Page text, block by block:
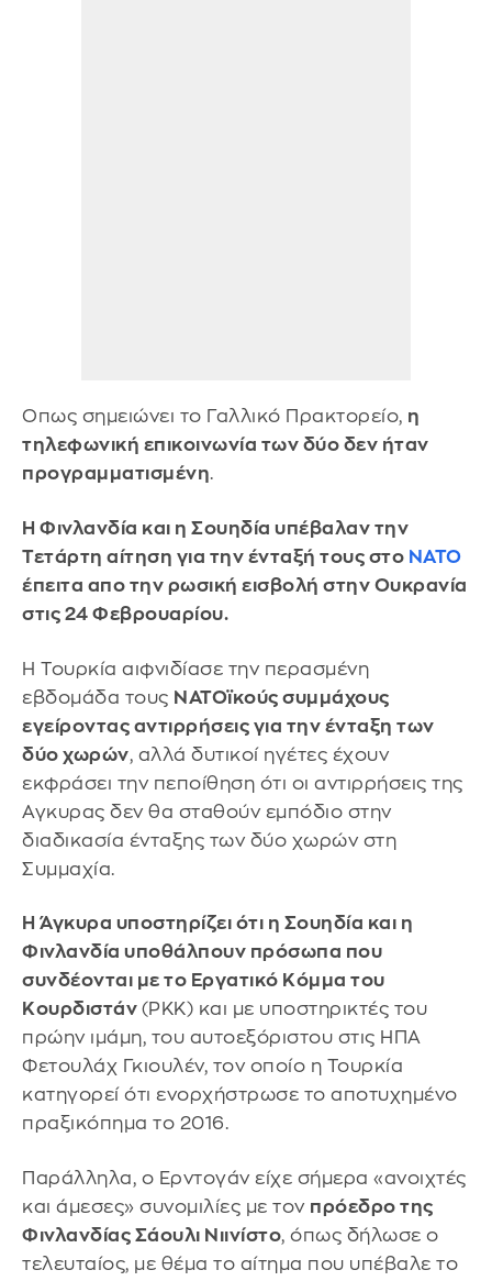
Οπως σημειώνει το Γαλλικό Πρακτορείο, η
τηλεφωνική επικοινωνία των δύο δεν ήταν
προγραμματισμένη.
Η Φινλανδία και η Σουηδία υπέβαλαν την
Τετάρτη αίτηση για την ένταξή τους στο ΝΑΤΟ
έπειτα απο την ρωσική εισβολή στην Ουκρανία
στις 24 Φεβρουαρίου.
Η Τουρκία αιφνιδίασε την περασμένη
εβδομάδα τους ΝΑΤΟϊκούς συμμάχους
εγείροντας αντιρρήσεις για την ένταξη των
δύο χωρών, αλλά δυτικοί ηγέτες έχουν
εκφράσει την πεποίθηση ότι οι αντιρρήσεις της
Αγκυρας δεν θα σταθούν εμπόδιο στην
διαδικασία ένταξης των δύο χωρών στη
Συμμαχία.
Η Άγκυρα υποστηρίζει ότι η Σουηδία και η
Φινλανδία υποθάλπουν πρόσωπα που
συνδέονται με το Εργατικό Κόμμα του
Κουρδιστάν (ΡΚΚ) και με υποστηρικτές του
πρώην ιμάμη, του αυτοεξόριστου στις ΗΠΑ
Φετουλάχ Γκιουλέν, τον οποίο η Τουρκία
κατηγορεί ότι ενορχήστρωσε το αποτυχημένο
πραξικόπημα το 2016.
Παράλληλα, ο Ερντογάν είχε σήμερα «ανοιχτές
και άμεσες» συνομιλίες με τον πρόεδρο της
Φινλανδίας Σάουλι Νιινίστο, όπως δήλωσε ο
τελευταίος, με θέμα το αίτημα που υπέβαλε το